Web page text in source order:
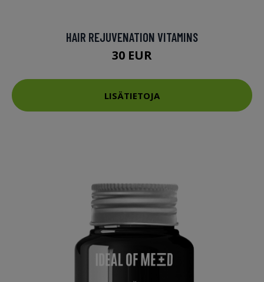
HAIR REJUVENATION VITAMINS
30 EUR
LISÄTIETOJA